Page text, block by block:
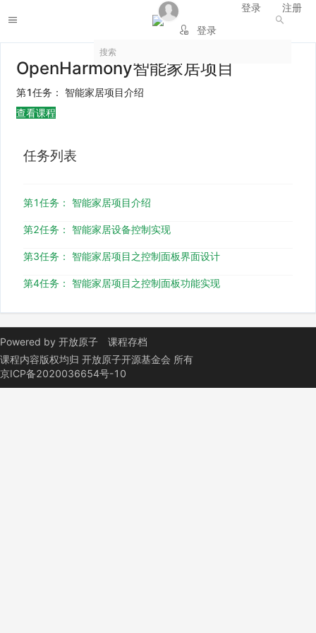
登录
登录 注册
OpenHarmony智能家居项目
第1任务： 智能家居项目介绍
查看课程
任务列表
第1任务： 智能家居项目介绍
第2任务： 智能家居设备控制实现
第3任务： 智能家居项目之控制面板界面设计
第4任务： 智能家居项目之控制面板功能实现
Powered by 开放原子
课程存档
课程内容版权均归 开放原子开源基金会 所有
京ICP备2020036654号-10